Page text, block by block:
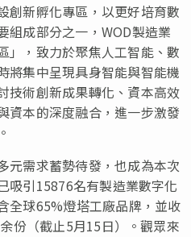
創新孵化專區，以更好培育數
組成部分之一，WOD製造業
」，致力於聚焦人工智能、數
將集中呈現具身智能與智能機
技術創新成果轉化、資本高效
資本的深度融合，進一步激發
元需求蓄勢待發，也成為本次
吸引15876名有製造業數字化
全球65%燈塔工廠品牌，並收
份（截止5月15日）。觀眾來